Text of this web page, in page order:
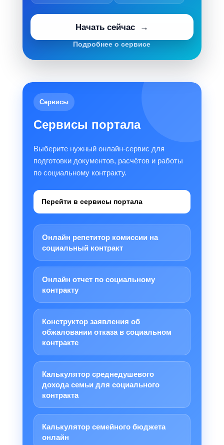
Начать сейчас
Подробнее о сервисе
Сервисы
Сервисы портала
Выберите нужный онлайн-сервис для
подготовки документов, расчётов и работы
по социальному контракту.
Перейти в сервисы портала
Онлайн репетитор комиссии на
социальный контракт
Онлайн отчет по социальному
контракту
Конструктор заявления об
обжаловании отказа в социальном
контракте
Калькулятор среднедушевого
дохода семьи для социального
контракта
Калькулятор семейного бюджета
онлайн